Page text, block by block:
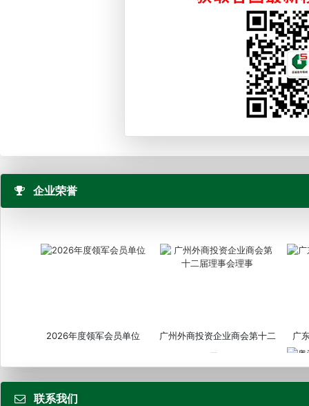
企业荣誉
2026年度领军会员单位
广州外商投资企业商会第十二
届...
广
联系我们